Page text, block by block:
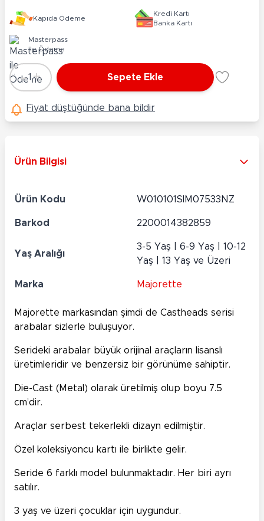
Kapıda Ödeme
Kredi Kartı
Banka Kartı
Masterpass
ile Ödeme
Adet
-1 + Sepete Ekle
Fiyat düştüğünde bana bildir
Ürün Bilgisi
Ürün Kodu W010101SIM07533NZ
Barkod 2200014382859
Yaş Aralığı
3-5 Yaş | 6-9 Yaş | 10-12
Yaş | 13 Yaş ve Üzeri
Marka Majorette
Majorette markasından şimdi de Castheads serisi
arabalar sizlerle buluşuyor.
Serideki arabalar büyük orijinal araçların lisanslı
üretimleridir ve benzersiz bir görünüme sahiptir.
Die-Cast (Metal) olarak üretilmiş olup boyu 7.5
cm’dir.
Araçlar serbest tekerlekli dizayn edilmiştir.
Özel koleksiyoncu kartı ile birlikte gelir.
Seride 6 farklı model bulunmaktadır. Her biri ayrı
satılır.
3 yaş ve üzeri çocuklar için uygundur.